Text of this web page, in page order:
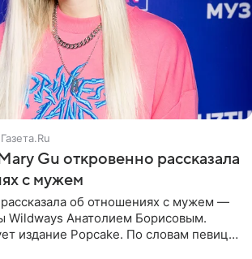
Газета.Ru
Gu откровенно рассказала
с мужем
об отношениях с мужем —
Wildways Анатолием Борисовым.
издание Popcake. По словам певицы,